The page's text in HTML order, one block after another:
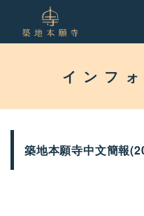
インフ
築地本願寺中文簡報